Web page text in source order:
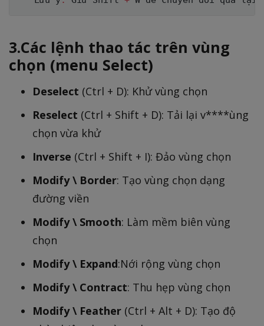
3.Các lệnh thao tác trên vùng
chọn (menu Select)
Deselect (Ctrl + D): Khử vùng chọn
Reselect (Ctrl + Shift + D): Tải lại v****ùng
chọn vừa khử
Inverse (Ctrl + Shift + I): Đảo vùng chọn
Modify \ Border: Tạo vùng chọn dạng
đường viền
Modify \ Smooth: Làm mềm biên vùng
chọn
Modify \ Expand:Nới rộng vùng chọn
Modify \ Contract: Thu hẹp vùng chọn
Modify \ Feather (Ctrl + Alt + D): Tạo độ